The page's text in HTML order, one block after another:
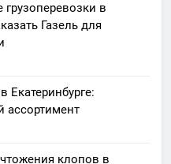
в
Газель для
Екатеринбурге:
клопов в